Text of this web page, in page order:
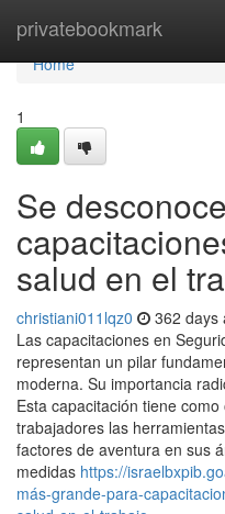
privatebookmark
Home
Home
1
Se
salud en el
christiani011lqz0 362 days
Las capacitaciones en
representan un pilar
moderna. Su importancia
Esta capacitación tiene
trabajadores las
factores de aventura en sus
medidas https://
más-grande-para-